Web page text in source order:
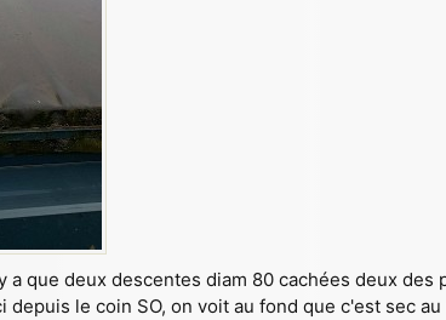
a que deux descentes diam 80 cachées deux
depuis le coin SO, on voit au fond que c'est sec